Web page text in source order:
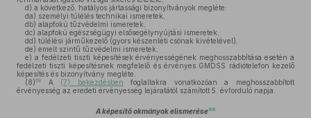
d) a következő, hatályos jártassági bizonyítványok megléte:
da) személyi túlélés technikai ismeretek,
db) alapfokú tűzvédelmi ismeretek,
dc) alapfokú egészségügyi elsősegélynyújtási ismeretek,
dd) túlélési járműkezelő (gyors készenléti csónak kivételével),
de) emelt szintű tűzvédelmi ismeretek,
e) a fedélzeti tiszti képesítések érvényességének meghosszabbítása esetén a
fedélzeti tiszti képesítésnek megfelelő és érvényes GMDSS rádiótelefon kezelő
képesítés és bizonyítvány megléte.
(8)68 A (7) bekezdésben foglaltakra vonatkozóan a meghosszabbított
érvényesség az eredeti érvényesség lejáratától számított 5. évforduló napja.
A képesítő okmányok elismerése69